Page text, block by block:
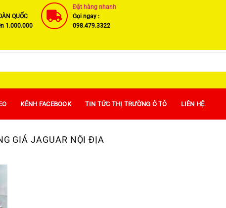
QUỐC
1.000.000
Đặt hàng nhanh
Gọi ngay :
098.479.3322
KÊNH FACEBOOK TIN TỨC THỊ TRƯỜNG Ô TÔ LIÊN HỆ
GIÁ JAGUAR NỘI ĐỊA